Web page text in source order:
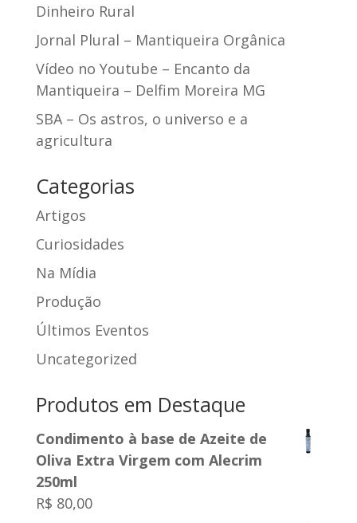
Dinheiro Rural
Jornal Plural – Mantiqueira Orgânica
Vídeo no Youtube – Encanto da
Mantiqueira – Delfim Moreira MG
SBA – Os astros, o universo e a
agricultura
Categorias
Artigos
Curiosidades
Na Mídia
Produção
Últimos Eventos
Uncategorized
Produtos em Destaque
Condimento à base de Azeite de
Oliva Extra Virgem com Alecrim
250ml
R$ 80,00